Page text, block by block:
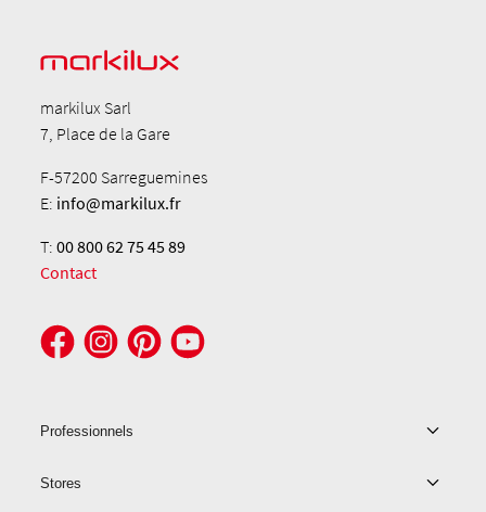
markilux Sarl
7, Place de la Gare
F-57200 Sarreguemines
E: info@markilux.fr
T:00 800 62 75 45 89
Contact
Professionnels
Stores